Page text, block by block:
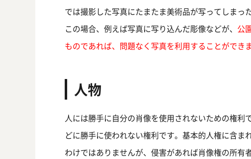
では撮影した写真にたまたま美術品が写ってしまっ
この場合、例えば写真に写り込んだ彫像などが、 公
ものであれば、問題なく写真を利用することができ
人物
人には勝手に自分の肖像を使用されないための権
どに勝手に使われない権利です。基本的人権に含
わけではありませんが、侵害があれば肖像権の所有